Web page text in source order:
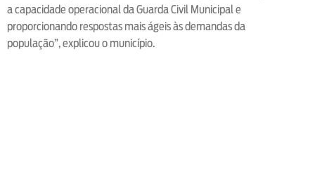
a capacidade operacional da Guarda Civil Municipal e
proporcionando respostas mais ágeis às demandas da
população”, explicou o município.